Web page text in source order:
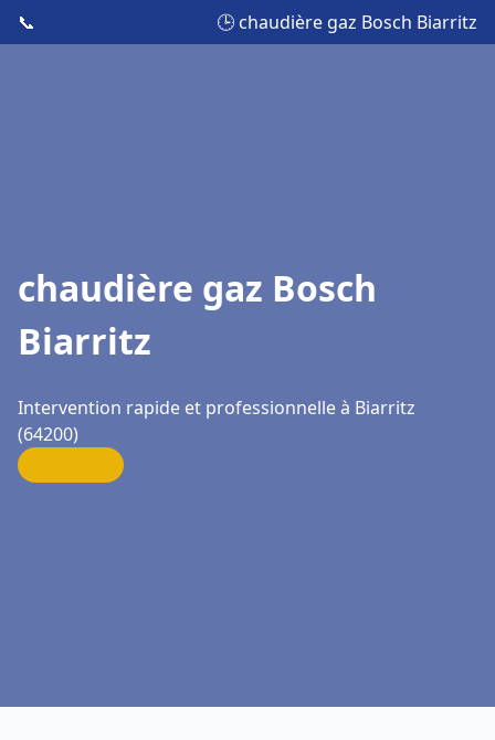
📞 🕒 chaudière gaz Bosch Biarritz
chaudière gaz Bosch
Biarritz
Intervention rapide et professionnelle à Biarritz
(64200)